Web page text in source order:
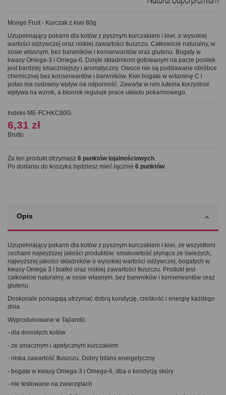
Monge Fruit - Kurczak z kiwi 80g
Uzupełniający pokarm dla kotów z pysznym kurczakiem i kiwi , o wysokiej
wartości odżywczej oraz niskiej zawartości tłuszczu. Całkowicie naturalny, w
sosie własnym, bez barwników i konserwantów oraz glutenu. Bogaty w
kwasy Omega-3 i Omega-6. Dzięki składnikom gotowanym na parze posiłek
jest bardziej smaczniejszy i aromatyczny. Owoce nie są poddawane obróbce
chemicznej bez konserwantów i barwników. Kiwi bogate w witaminę C i
potas ma cudowny wpływ na odporność. Zawarta w nim luteina korzystnie
wpływa na wzrok, a błonnik reguluje prace układu pokarmowego
Indeks ME-FCHKC80G
6,31 zł
Brutto
Za ten produkt otrzymasz 6 punktów lojalnościowych
Po dodaniu do koszyka będziesz mieć łącznie 6 punktów.
Opis
Uzupełniający pokarm dla kotów z pysznym kurczakiem i kiwi, ze wszystkimi
cechami najwyższej jakości produktów: smakowitość płynąca ze świeżych,
najwyższej jakości składników o wysokiej wartości odżywczej, bogatych w
kwasy Omega 3 i białko oraz niskiej zawartości tłuszczu. Produkt jest
całkowicie naturalny, w sosie własnym, bez barwników i konserwantów oraz
glutenu.
Doskonale pomagają utrzymać dobrą kondycję, rześkość i energię każdego
dnia.
Wyprodukowane w Tajlandii.
- dla dorosłych kotów
- ze smacznym i apetycznym kurczakiem
- niska zawartość tłuszczu. Dobry bilans energetyczny
- bogata w kwasy Omega-3 i Omega-6, dba o kondycję skóry
- nie testowane na zwierzętach